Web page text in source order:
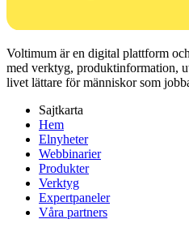
Voltimum är en digital plattform
med verktyg, produktinformation,
livet lättare för människor som
Sajtkarta
Hem
Elnyheter
Webbinarier
Produkter
Verktyg
Expertpaneler
Våra partners